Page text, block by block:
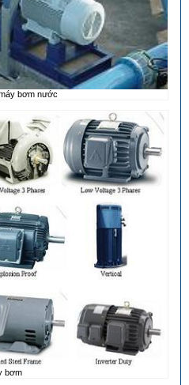
bơm nước
bơm